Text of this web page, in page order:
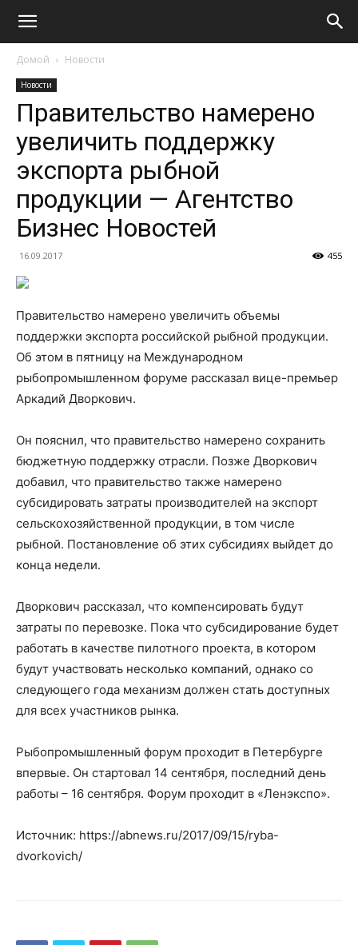
Домой Новости
Новости
Правительство намерено
увеличить поддержку
экспорта рыбной
продукции — Агентство
Бизнес Новостей
16.09.2017 455
Правительство намерено увеличить объемы
поддержки экспорта российской рыбной продукции.
Об этом в пятницу на Международном
рыбопромышленном форуме рассказал вице-премьер
Аркадий Дворкович.
Он пояснил, что правительство намерено сохранить
бюджетную поддержку отрасли. Позже Дворкович
добавил, что правительство также намерено
субсидировать затраты производителей на экспорт
сельскохозяйственной продукции, в том числе
рыбной. Постановление об этих субсидиях выйдет до
конца недели.
Дворкович рассказал, что компенсировать будут
затраты по перевозке. Пока что субсидирование будет
работать в качестве пилотного проекта, в котором
будут участвовать несколько компаний, однако со
следующего года механизм должен стать доступных
для всех участников рынка.
Рыбопромышленный форум проходит в Петербурге
впервые. Он стартовал 14 сентября, последний день
работы – 16 сентября. Форум проходит в «Ленэкспо».
Источник: https://abnews.ru/2017/09/15/ryba-
dvorkovich/